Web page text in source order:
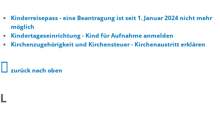
Kinderreisepass - eine Beantragung ist seit 1. Januar 2024 nicht mehr
möglich
Kindertageseinrichtung - Kind für Aufnahme anmelden
Kirchenzugehörigkeit und Kirchensteuer - Kirchenaustritt erklären
zurück nach oben
L